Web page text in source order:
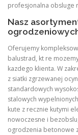
profesjonalna obsluge
Nasz
Oferujemy
balustrad, kt re
kazdego klienta. W
z siatki zgrzewanej
standardowych
stalowych
kute z recznie kutymi
nowoczesne i
ogrodzenia betonowe